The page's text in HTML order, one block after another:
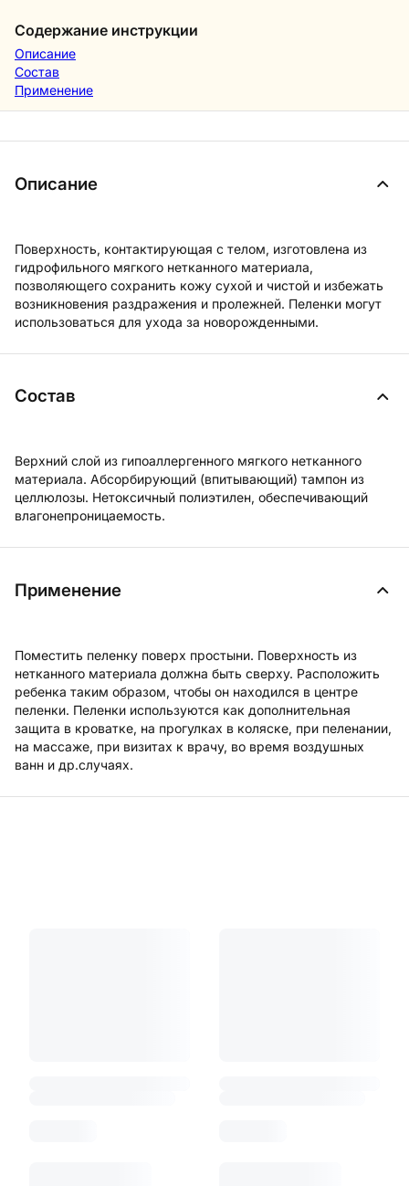
Содержание инструкции
Описание
Состав
Применение
Описание
Поверхность, контактирующая с телом, изготовлена из
гидрофильного мягкого нетканного материала,
позволяющего сохранить кожу сухой и чистой и избежать
возникновения раздражения и пролежней. Пеленки могут
использоваться для ухода за новорожденными.
Состав
Верхний слой из гипоаллергенного мягкого нетканного
материала. Абсорбирующий (впитывающий) тампон из
целлюлозы. Нетоксичный полиэтилен, обеспечивающий
влагонепроницаемость.
Применение
Поместить пеленку поверх простыни. Поверхность из
нетканного материала должна быть сверху. Расположить
ребенка таким образом, чтобы он находился в центре
пеленки. Пеленки используются как дополнительная
защита в кроватке, на прогулках в коляске, при пеленании,
на массаже, при визитах к врачу, во время воздушных
ванн и др.случаях.